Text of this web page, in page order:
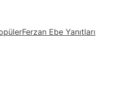
Ferzan Ebe Yanıtları